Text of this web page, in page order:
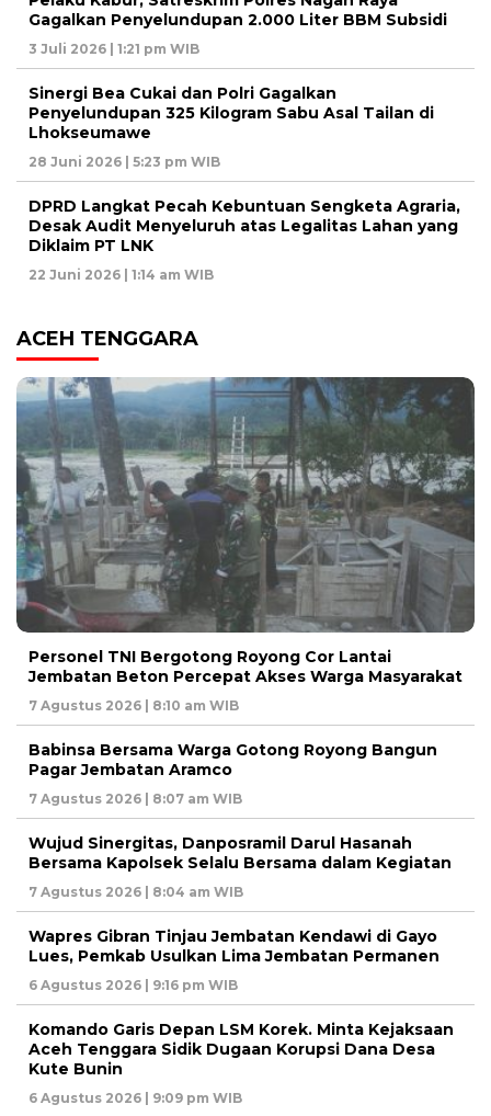
Gagalkan Penyelundupan 2.000 Liter BBM Subsidi
3 Juli 2026 | 1:21 pm WIB
Sinergi Bea Cukai dan Polri Gagalkan
Penyelundupan 325 Kilogram Sabu Asal Tailan di
Lhokseumawe
28 Juni 2026 | 5:23 pm WIB
DPRD Langkat Pecah Kebuntuan Sengketa Agraria,
Desak Audit Menyeluruh atas Legalitas Lahan yang
Diklaim PT LNK
22 Juni 2026 | 1:14 am WIB
ACEH TENGGARA
Personel TNI Bergotong Royong Cor Lantai
Jembatan Beton Percepat Akses Warga Masyarakat
7 Agustus 2026 | 8:10 am WIB
Babinsa Bersama Warga Gotong Royong Bangun
Pagar Jembatan Aramco
7 Agustus 2026 | 8:07 am WIB
Wujud Sinergitas, Danposramil Darul Hasanah
Bersama Kapolsek Selalu Bersama dalam Kegiatan
7 Agustus 2026 | 8:04 am WIB
Wapres Gibran Tinjau Jembatan Kendawi di Gayo
Lues, Pemkab Usulkan Lima Jembatan Permanen
6 Agustus 2026 | 9:16 pm WIB
Komando Garis Depan LSM Korek. Minta Kejaksaan
Aceh Tenggara Sidik Dugaan Korupsi Dana Desa
Kute Bunin
6 Agustus 2026 | 9:09 pm WIB